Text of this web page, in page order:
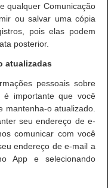
qualquer Comunicação
ou salvar uma cópia
pois elas podem
posterior.
atualizadas
pessoais sobre
é importante que você
o atualizado.
seu endereço de e-
comunicar com você
endereço de e-mail a
App e selecionando